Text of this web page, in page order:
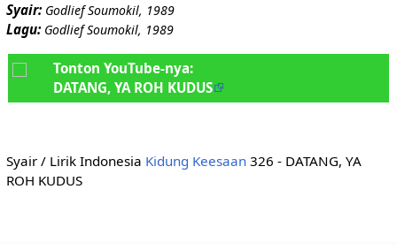
Syair: Godlief Soumokil, 1989
Lagu: Godlief Soumokil, 1989
Tonton YouTube-nya:
DATANG, YA ROH KUDUS
Syair / Lirik Indonesia Kidung Keesaan326 - DATANG, YA
ROH KUDUS